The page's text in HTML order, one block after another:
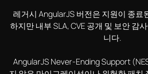
레거시 AngularJS 버전은 지원이 종료
하지만 내부 SLA, CVE 공개 및 보안 감
니다.
AngularJS Never-Ending Support